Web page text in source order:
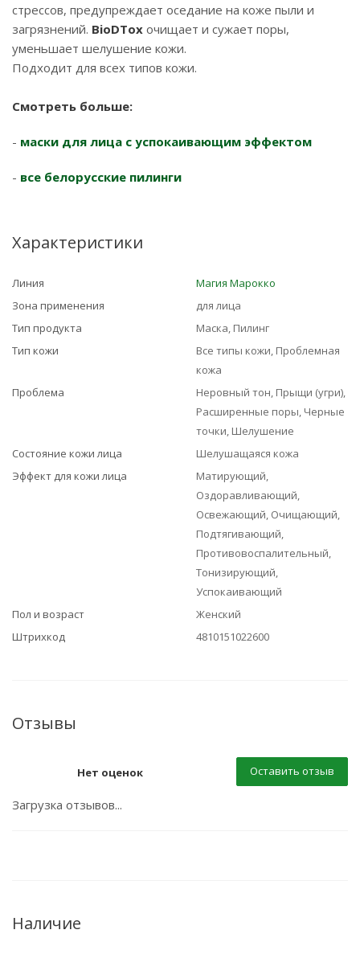
стрессов, предупреждает оседание на коже пыли и
загрязнений. BioDTox очищает и сужает поры,
уменьшает шелушение кожи.
Подходит для всех типов кожи.
Смотреть больше:
- маски для лица с успокаивающим эффектом
- все белорусские пилинги
Характеристики
Линия
Магия Марокко
Зона применения
для лица
Тип продукта
Маска, Пилинг
Тип кожи
Все типы кожи, Проблемная
кожа
Проблема
Неровный тон, Прыщи (угри),
Расширенные поры, Черные
точки, Шелушение
Состояние кожи лица
Шелушащаяся кожа
Эффект для кожи лица
Матирующий,
Оздоравливающий,
Освежающий, Очищающий,
Подтягивающий,
Противовоспалительный,
Тонизирующий,
Успокаивающий
Пол и возраст
Женский
Штрихкод
4810151022600
Отзывы
Нет оценок Оставить отзыв
Загрузка отзывов...
Наличие